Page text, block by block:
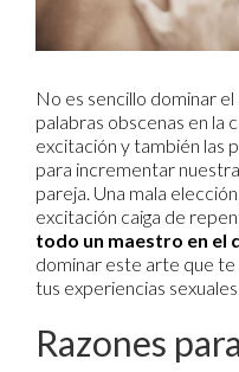
No es sencillo dominar
palabras obscenas en la
excitación y también las
para incrementar
pareja. Una mala
excitación caiga de
todo un maestro en el
dominar este arte que
tus experiencias sexuales.
Razones